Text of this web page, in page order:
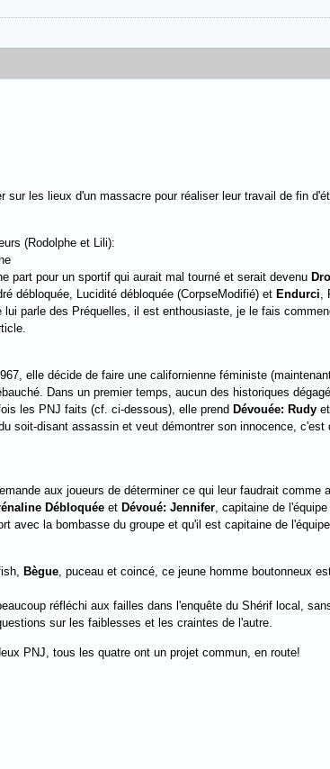
sur les lieux d'un massacre pour réaliser leur travail de fin
(Rodolphe et Lili):
part pour un sportif qui aurait mal tourné et serait devenu
débloquée, Lucidité débloquée (CorpseModifié) et Endurci
parle des Préquelles, il est enthousiaste, je le fais
elle décide de faire une californienne féministe
Dans un premier temps, aucun des historiques
les PNJ faits (cf. ci-dessous), elle prend Dévouée: Rudy
soit-disant assassin et veut démontrer son innocence, c'est
aux joueurs de déterminer ce qui leur faudrait comme
Débloquée et Dévoué: Jennifer , capitaine de
avec la bombasse du groupe et qu'il est capitaine de
Bègue , puceau et coincé, ce jeune homme boutonneux
réfléchi aux failles dans l'enquête du Shérif local,
sur les faiblesses et les craintes de l'autre.
PNJ, tous les quatre ont un projet commun, en route!